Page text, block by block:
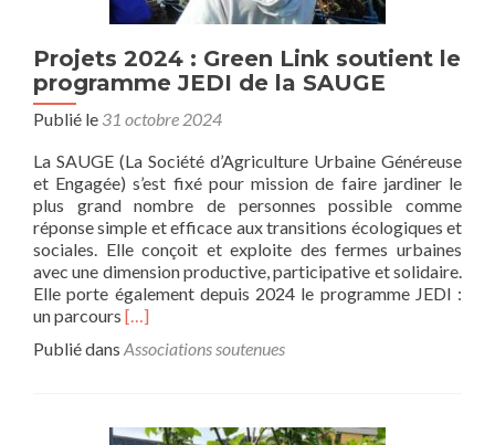
Projets 2024 : Green Link soutient le
programme JEDI de la SAUGE
Publié le 31 octobre 2024
La SAUGE (La Société d’Agriculture Urbaine Généreuse
et Engagée) s’est fixé pour mission de faire jardiner le
plus grand nombre de personnes possible comme
réponse simple et efficace aux transitions écologiques et
sociales. Elle conçoit et exploite des fermes urbaines
avec une dimension productive, participative et solidaire.
Elle porte également depuis 2024 le programme JEDI :
un parcours En
plus
:
[…]
Publié dans Associations soutenues